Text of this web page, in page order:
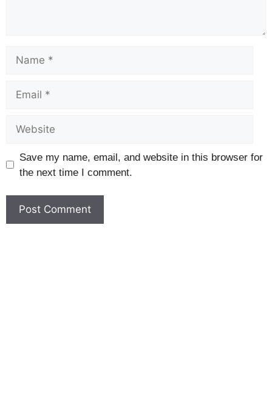
Save my name, email, and website in this browser for
the next time I comment.